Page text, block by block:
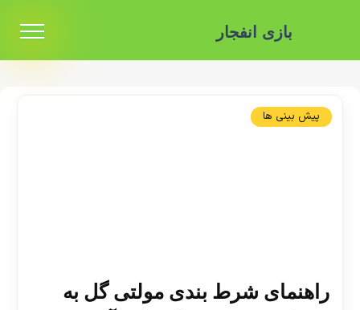
بازی انفجار
پیش بینی ها
راهنمای شرط بندی مولتی گل به